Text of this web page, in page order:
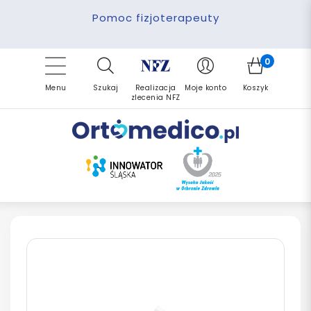
Darmowa dostawa
Pomoc fizjoterapeuty
Finansowanie PFRON
Refundacja NFZ
Zrealizuj zlecenie ponownie
Menu Szukaj
Realizacja
zlecenia NFZ
Moje konto
0
Koszyk